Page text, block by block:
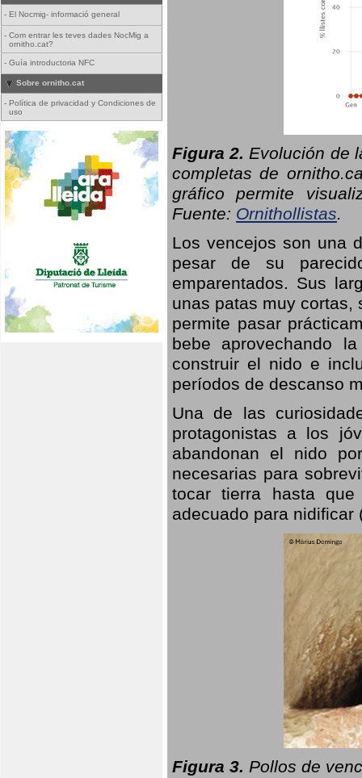
- El Nocmig- informació general
- Com entrar les teves dades NocMig a
ornitho.cat?
- Guía introductoria NFC
Sobre ornitho.cat
- Política de privacidad y Condiciones de
uso
Figura 2. Evolución de
completas de
gráfico permite
Fuente: Ornithollistas.
Los vencejos son una
pesar de su
emparentados. Sus
unas patas muy cortas,
permite pasar
bebe aprovechando
construir el nido e
períodos de descanso
Una de las
protagonistas a los
abandonan el nido
necesarias para
tocar tierra hasta
adecuado para nidificar
Figura 3. Pollos de